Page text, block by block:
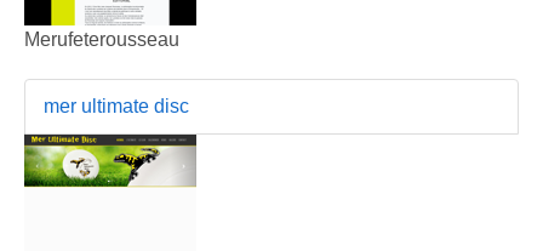
Merufeterousseau
mer ultimate disc